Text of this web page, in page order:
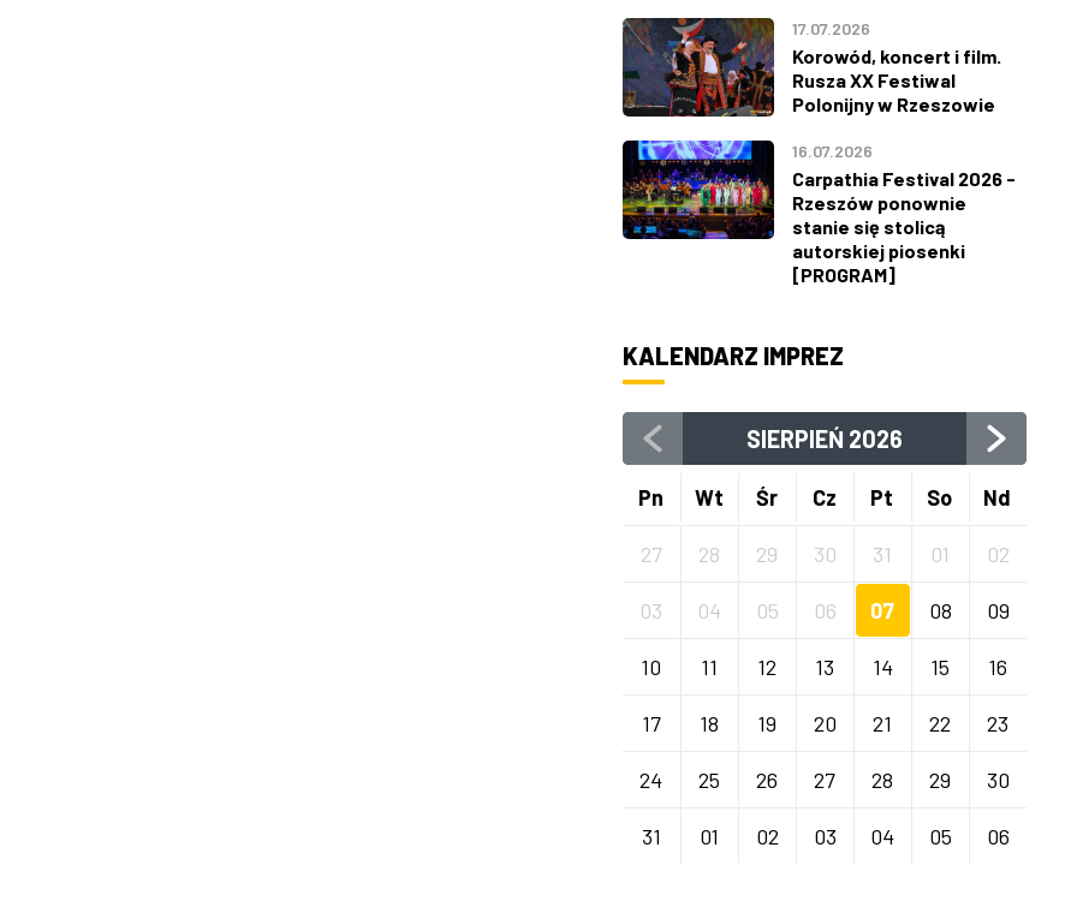
17.07.2026
Korowód, koncert i film.
Rusza XX Festiwal
Polonijny w Rzeszowie
16.07.2026
Carpathia Festival 2026 -
Rzeszów ponownie
stanie się stolicą
autorskiej piosenki
[PROGRAM]
KALENDARZ IMPREZ
SIERPIEŃ 2026
Pn Wt Śr Cz Pt So Nd
27 28 29 30 31 01 02
03 04 05 06 07 08 09
10 11 12 13 14 15 16
17 18 19 20 21 22 23
24 25 26 27 28 29 30
31 01 02 03 04 05 06